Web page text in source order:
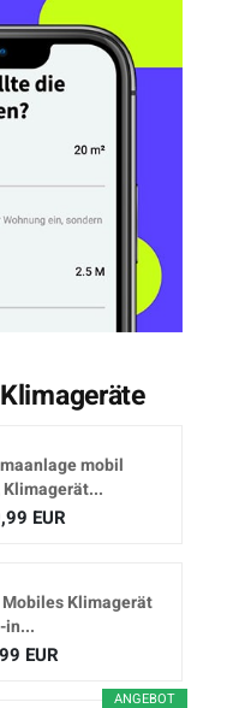
mobil
Klimagerät...
EUR
Mobiles Klimagerät
in...
EUR
ANGEBOT